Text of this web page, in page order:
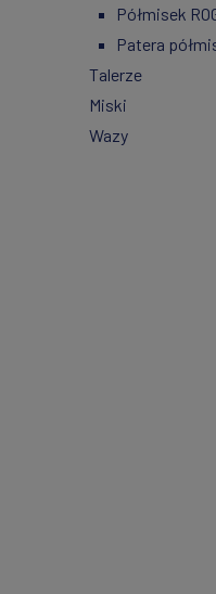
Półmisek
Patera
Talerze
Miski
Wazy